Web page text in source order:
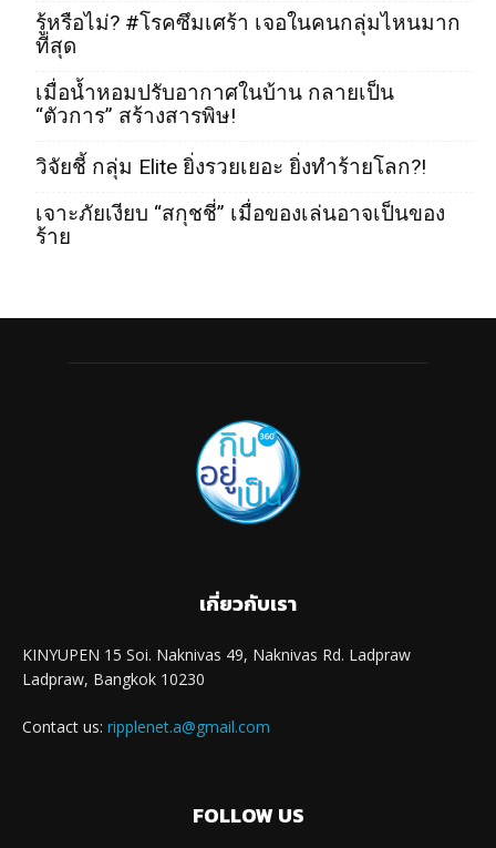
รู้หรือไม่? #โรคซึมเศร้า เจอในคนกลุ่มไหนมาก
ที่สุด
เมื่อน้ำหอมปรับอากาศในบ้าน กลายเป็น
“ตัวการ” สร้างสารพิษ!
วิจัยชี้ กลุ่ม Elite ยิ่งรวยเยอะ ยิ่งทำร้ายโลก?!
เจาะภัยเงียบ “สกุชชี่” เมื่อของเล่นอาจเป็นของ
ร้าย
เกี่ยวกับเรา
KINYUPEN 15 Soi. Naknivas 49, Naknivas Rd. Ladpraw
Ladpraw, Bangkok 10230
Contact us: ripplenet.a@gmail.com
FOLLOW US